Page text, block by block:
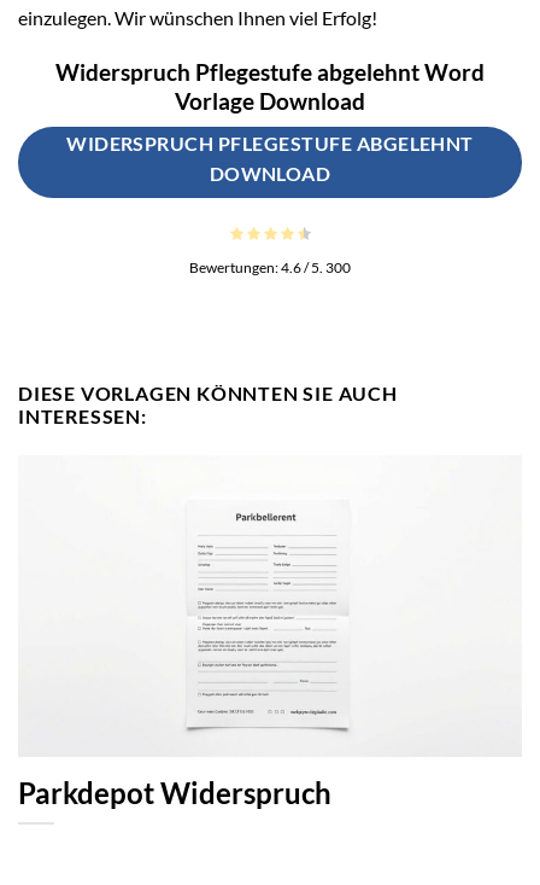
einzulegen. Wir wünschen Ihnen viel Erfolg!
Widerspruch Pflegestufe abgelehnt Word
Vorlage Download
WIDERSPRUCH PFLEGESTUFE ABGELEHNT
DOWNLOAD
Bewertungen:4.6/ 5. 300
DIESE VORLAGEN KÖNNTEN SIE AUCH
INTERESSEN:
Parkdepot Widerspruch